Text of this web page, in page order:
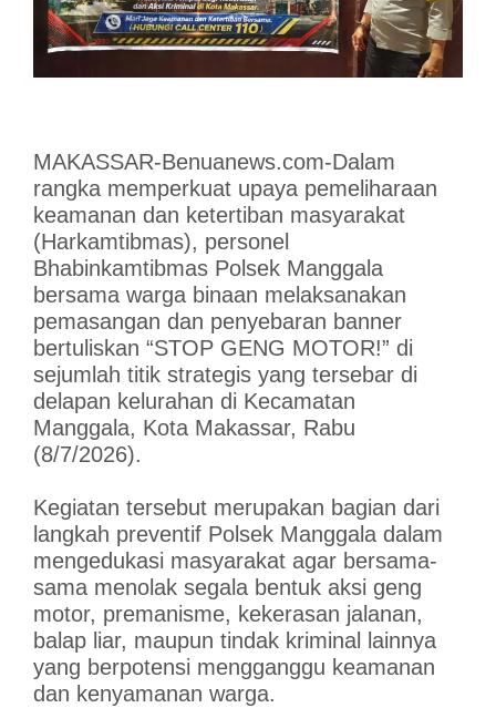
MAKASSAR-Benuanews.com-Dalam
rangka memperkuat upaya pemeliharaan
keamanan dan ketertiban masyarakat
(Harkamtibmas), personel
Bhabinkamtibmas Polsek Manggala
bersama warga binaan melaksanakan
pemasangan dan penyebaran banner
bertuliskan “STOP GENG MOTOR!” di
sejumlah titik strategis yang tersebar di
delapan kelurahan di Kecamatan
Manggala, Kota Makassar, Rabu
(8/7/2026).
Kegiatan tersebut merupakan bagian dari
langkah preventif Polsek Manggala dalam
mengedukasi masyarakat agar bersama-
sama menolak segala bentuk aksi geng
motor, premanisme, kekerasan jalanan,
balap liar, maupun tindak kriminal lainnya
yang berpotensi mengganggu keamanan
dan kenyamanan warga.